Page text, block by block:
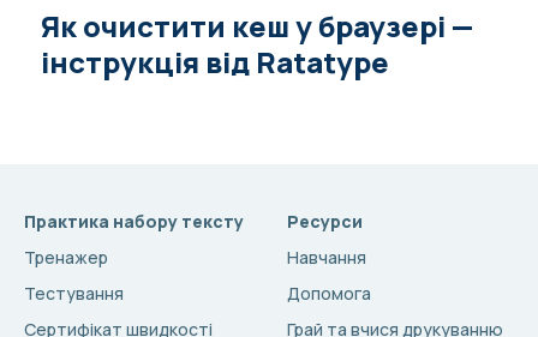
Як очистити кеш у браузері —
інструкція від Ratatype
Практика набору тексту
Тренажер
Тестування
Сертифікат швидкості
Ресурси
Навчання
Допомога
Грай та вчися друкуванню